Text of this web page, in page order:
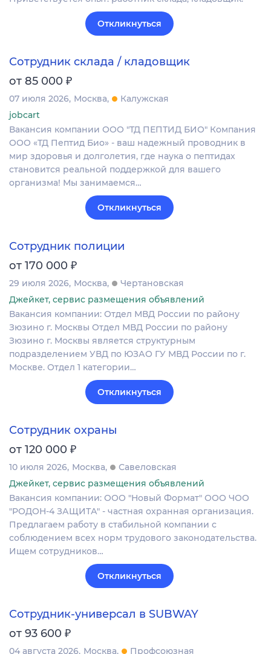
Откликнуться
Сотрудник склада / кладовщик
от 85 000 ₽
07 июля 2026 Москва
Калужская
jobcart
Вакансия компании ООО "ТД ПЕПТИД БИО" Компания
ООО «ТД Пептид Био» - ваш надежный проводник в
мир здоровья и долголетия, где наука о пептидах
становится реальной поддержкой для вашего
организма! Мы занимаемся…
Откликнуться
Сотрудник полиции
от 170 000 ₽
29 июля 2026 Москва
Чертановская
Джейкет, сервис размещения объявлений
Вакансия компании: Отдел МВД России по району
Зюзино г. Москвы Отдел МВД России по району
Зюзино г. Москвы является структурным
подразделением УВД по ЮЗАО ГУ МВД России по г.
Москве. Отдел 1 категории…
Откликнуться
Сотрудник охраны
от 120 000 ₽
10 июля 2026 Москва
Савеловская
Джейкет, сервис размещения объявлений
Вакансия компании: ООО "Новый Формат" ООО ЧОО
"РОДОН-4 ЗАЩИТА" - частная охранная организация.
Предлагаем работу в стабильной компании с
соблюдением всех норм трудового законодательства.
Ищем сотрудников…
Откликнуться
Сотрудник-универсал в SUBWAY
от 93 600 ₽
04 августа 2026 Москва Профсоюзная